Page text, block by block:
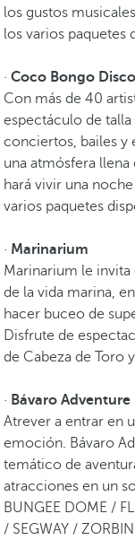
los gustos
los varios paquetes
· Coco Bongo
Con más de 40
espectáculo de
conciertos, bailes y
una atmósfera
hará vivir una
varios paquetes
· Marinarium
Marinarium le invita
de la vida marina,
hacer buceo de
Disfrute de
de Cabeza de Toro
· Bávaro Adventure
Atrever a entrar en
emoción. Bávaro
temático de
atracciones en un
BUNGEE DOME /
/ SEGWAY /